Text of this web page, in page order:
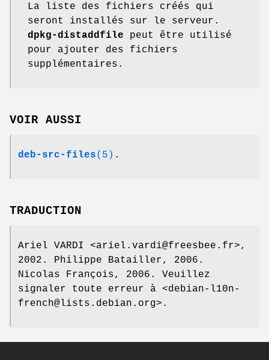
La liste des fichiers créés qui
seront installés sur le serveur.
dpkg-distaddfile peut être utilisé
pour ajouter des fichiers
supplémentaires.
VOIR AUSSI
deb-src-files(5) .
TRADUCTION
Ariel VARDI <ariel.vardi@freesbee.fr>,
2002. Philippe Batailler, 2006.
Nicolas François, 2006. Veuillez
signaler toute erreur à <debian-l10n-
french@lists.debian.org>.